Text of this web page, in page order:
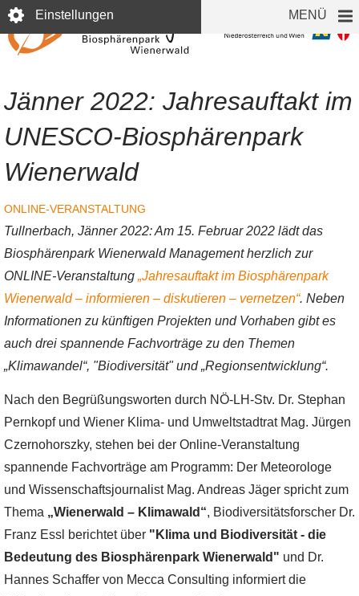
Direkt
zum
Inhalt
Einstellungen MENÜ
Jänner 2022: Jahresauftakt im
UNESCO-Biosphärenpark
Wienerwald
ONLINE-VERANSTALTUNG
Tullnerbach, Jänner 2022: Am 15. Februar 2022 lädt das
Biosphärenpark Wienerwald Management herzlich zur
ONLINE-Veranstaltung „Jahresauftakt im Biosphärenpark
Wienerwald – informieren – diskutieren – vernetzen“. Neben
Informationen zu künftigen Projekten und Vorhaben gibt es
auch drei spannende Fachvorträge zu den Themen
„Klimawandel“, "Biodiversität" und „Regionsentwicklung“.
Nach den Begrüßungsworten durch NÖ-LH-Stv. Dr. Stephan
Pernkopf und Wiener Klima- und Umweltstadtrat Mag. Jürgen
Czernohorszky, stehen bei der Online-Veranstaltung
spannende Fachvorträge am Programm: Der Meteorologe
und Wissenschaftsjournalist Mag. Andreas Jäger spricht zum
Thema „Wienerwald – Klimawald“, Biodiversitätsforscher Dr.
Franz Essl berichtet über "Klima und Biodiversität - die
Bedeutung des Biosphärenpark Wienerwald" und Dr.
Hannes Schaffer von Mecca Consulting informiert die